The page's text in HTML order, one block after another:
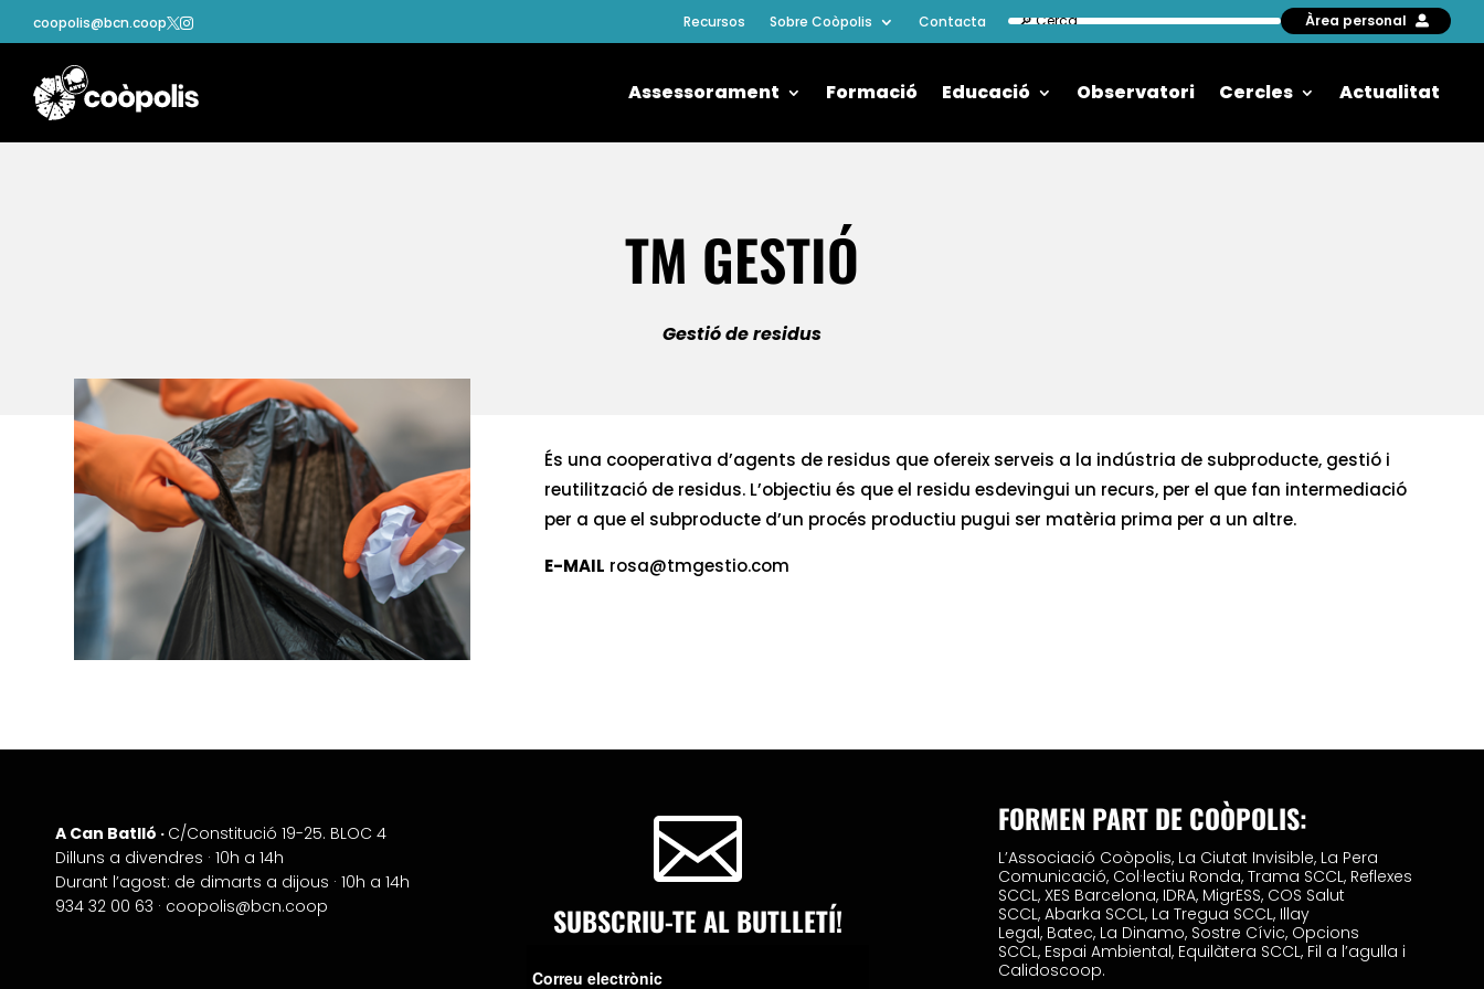
coopolis@bcn.coop Recursos Sobre Coòpolis Contacta Àrea personal
Assessorament Formació Educació Observatori Cercles Actualitat
TM GESTIÓ
Gestió de residus
És una cooperativa d’agents de residus que ofereix serveis a la indústria de subproducte, gestió i
reutilització de residus. L’objectiu és que el residu esdevingui un recurs, per el que fan intermediació
per a que el subproducte d’un procés productiu pugui ser matèria prima per a un altre.
E-MAIL rosa@tmgestio.com
+
−
A Can Batlló · C/Constitució 19-25. BLOC 4
Dilluns a divendres · 10h a 14h
Durant l’agost: de dimarts a dijous · 10h a 14h
934 32 00 63 · coopolis@bcn.coop

SUBSCRIU-TE AL BUTLLETÍ!
FORMEN PART DE COÒPOLIS:
L’Associació Coòpolis, La Ciutat Invisible, La Pera
Comunicació, Col·lectiu Ronda,Trama SCCL, Reflexes
SCCL,XES Barcelona, IDRA, MigrESS, COS Salut
SCCL,Abarka SCCL, La Tregua SCCL, Illay
Legal, Batec, La Dinamo, Sostre Cívic, Opcions
SCCL, Espai Ambiental, Equilàtera SCCL, Fil a l’agulla i
Calidoscoop.